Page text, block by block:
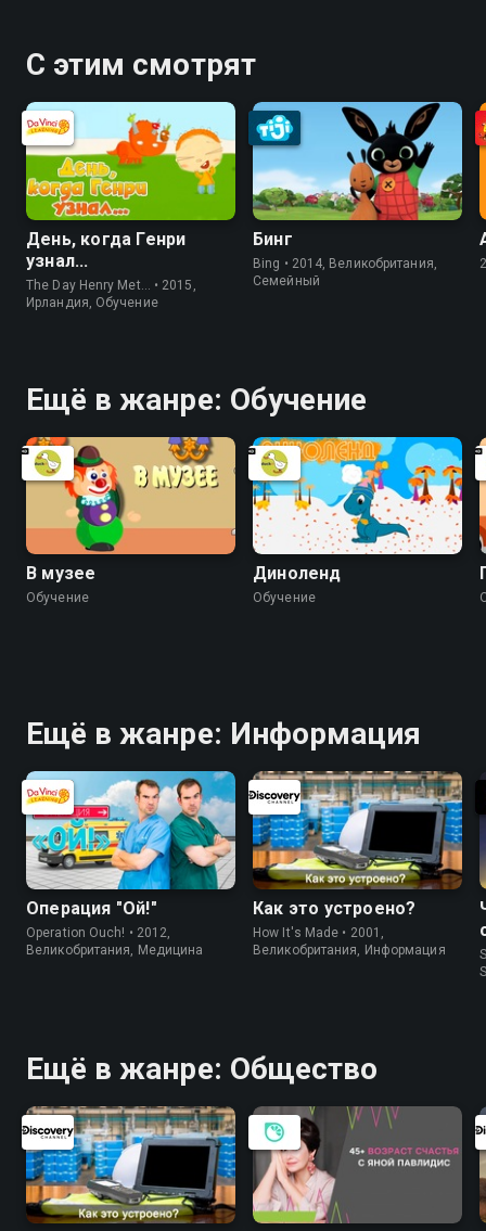
С этим смотрят
День, когда Генри
узнал...
The Day Henry Met… • 2015,
Ирландия, Обучение
Бинг
Bing • 2014, Великобритания,
Семейный
Ещё в жанре: Обучение
В музее
Обучение
Диноленд
Обучение
Ещё в жанре: Информация
Операция "Ой!"
Operation Ouch! • 2012,
Великобритания, Медицина
Как это устроено?
How It's Made • 2001,
Великобритания, Информация
Ещё в жанре: Общество